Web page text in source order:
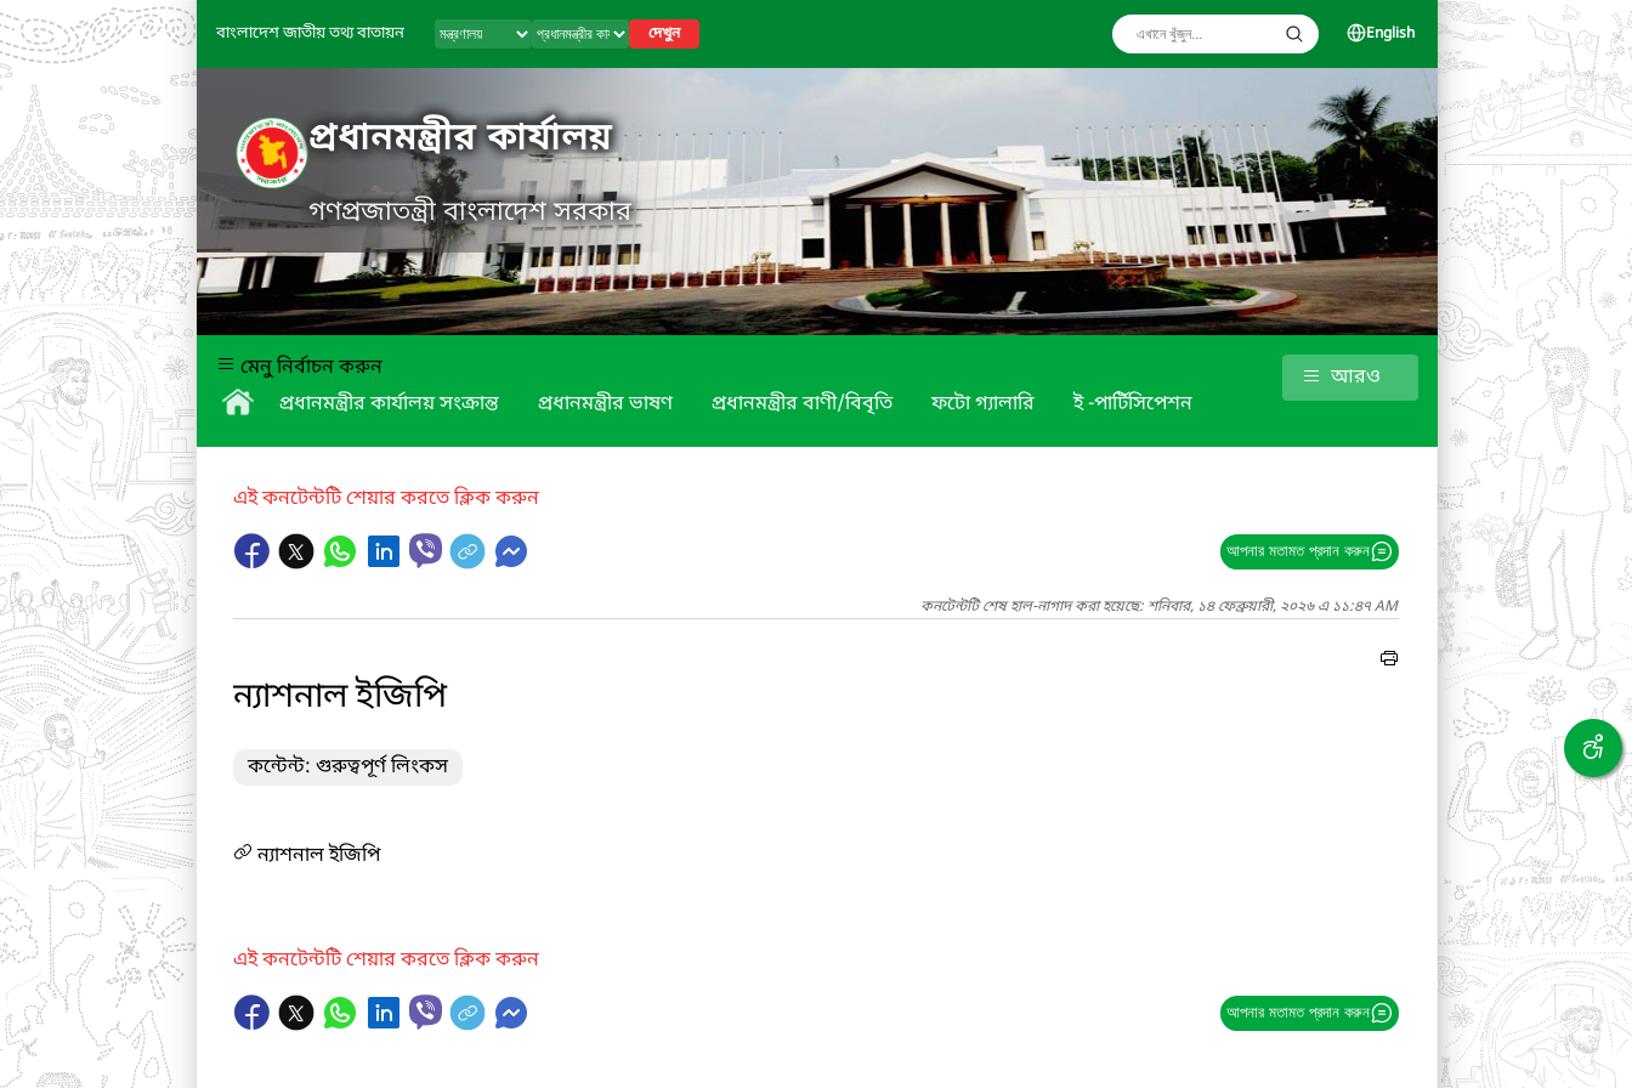
বাংলাদেশ জাতীয় তথ্য বাতায়ন দেখুন English
প্রধানমন্ত্রীর কার্যালয়
গণপ্রজাতন্ত্রী বাংলাদেশ সরকার
মেনু নির্বাচন করুন
প্রধানমন্ত্রীর কার্যালয় সংক্রান্ত
প্রধানমন্ত্রীর ভাষণ প্রধানমন্ত্রীর বাণী/বিবৃতি ফটো গ্যালারি ই -পার্টিসিপেশন
আরও
এই কনটেন্টটি শেয়ার করতে ক্লিক করুন
আপনার মতামত প্রদান করুন
কনটেন্টটি শেষ হাল-নাগাদ করা হয়েছে: শনিবার, ১৪ ফেব্রুয়ারী, ২০২৬ এ ১১:৪৭ AM
ন্যাশনাল ইজিপি
কন্টেন্ট: গুরুত্বপূর্ণ লিংকস
ন্যাশনাল ইজিপি
এই কনটেন্টটি শেয়ার করতে ক্লিক করুন
আপনার মতামত প্রদান করুন